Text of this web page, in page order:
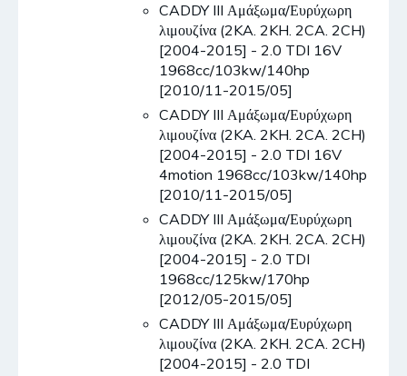
CADDY III Αμάξωμα/Ευρύχωρη
λιμουζίνα (2KA. 2KH. 2CA. 2CH)
[2004-2015] - 2.0 TDI 16V
1968cc/103kw/140hp
[2010/11-2015/05]
CADDY III Αμάξωμα/Ευρύχωρη
λιμουζίνα (2KA. 2KH. 2CA. 2CH)
[2004-2015] - 2.0 TDI 16V
4motion 1968cc/103kw/140hp
[2010/11-2015/05]
CADDY III Αμάξωμα/Ευρύχωρη
λιμουζίνα (2KA. 2KH. 2CA. 2CH)
[2004-2015] - 2.0 TDI
1968cc/125kw/170hp
[2012/05-2015/05]
CADDY III Αμάξωμα/Ευρύχωρη
λιμουζίνα (2KA. 2KH. 2CA. 2CH)
[2004-2015] - 2.0 TDI